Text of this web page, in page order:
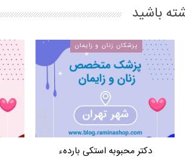
باشید
پزشکان زنان و زایمان
دکتر محبوبه استکی باردهء